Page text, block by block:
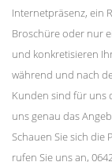
Internetpräsenz, ein
Broschüre oder nur
und konkretisieren
während und nach
Kunden sind für uns
uns genau das
Schauen Sie sich die
rufen Sie uns an,